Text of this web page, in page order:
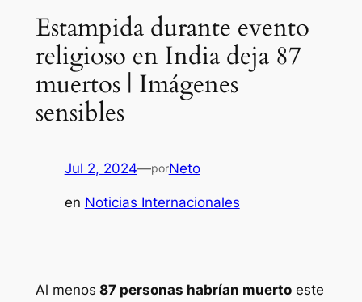
Estampida durante evento
religioso en India deja 87
muertos | Imágenes
sensibles
Jul 2, 2024—porNeto
en Noticias Internacionales
Al menos 87 personas habrían muertoeste